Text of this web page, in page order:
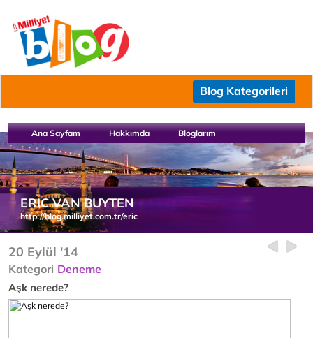
Blog Kategorileri
Ana Sayfam Hakkımda Bloglarım
ERIC VAN BUYTEN
http://blog.milliyet.com.tr/eric
20 Eylül '14
Kategori Deneme
Aşk nerede?